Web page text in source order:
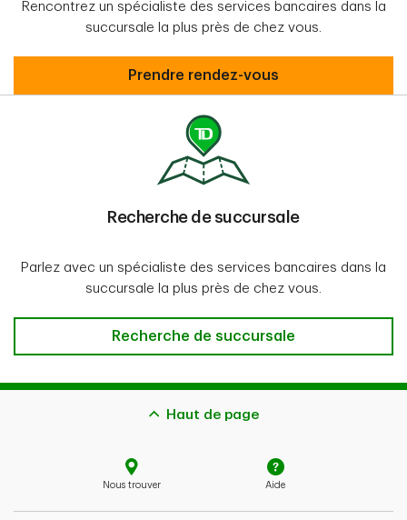
Rencontrez un spécialiste des services bancaires dans la
succursale la plus près de chez vous.
Prendre rendez-vous
Prendre rendez-vous
Recherche de succursale
Parlez avec un spécialiste des services bancaires dans la
succursale la plus près de chez vous.
Recherche de succursale
Recherche de succursale
Haut de page
Nous trouver Aide